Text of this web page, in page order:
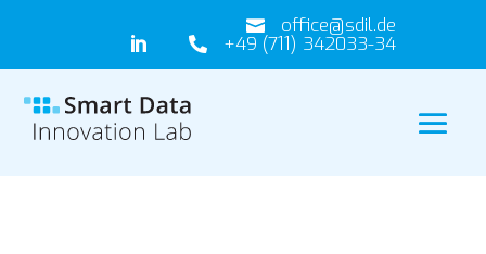
 office@sdil.de
 +49 (711) 342033-34
